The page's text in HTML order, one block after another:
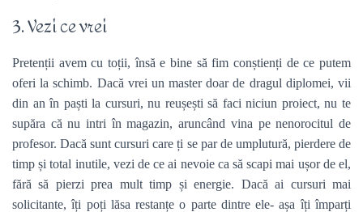
3. Vezi ce vrei
Pretenții avem cu toții, însă e bine să fim conștienți de ce putem
oferi la schimb. Dacă vrei un master doar de dragul diplomei, vii
din an în paști la cursuri, nu reușești să faci niciun proiect, nu te
supăra că nu intri în magazin, aruncând vina pe nenorocitul de
profesor. Dacă sunt cursuri care ți se par de umplutură, pierdere de
timp și total inutile, vezi de ce ai nevoie ca să scapi mai ușor de el,
fără să pierzi prea mult timp și energie. Dacă ai cursuri mai
solicitante, îți poți lăsa restanțe o parte dintre ele- așa îți împarți